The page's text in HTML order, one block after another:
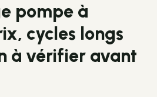
pompe à
cycles longs
à vérifier avant